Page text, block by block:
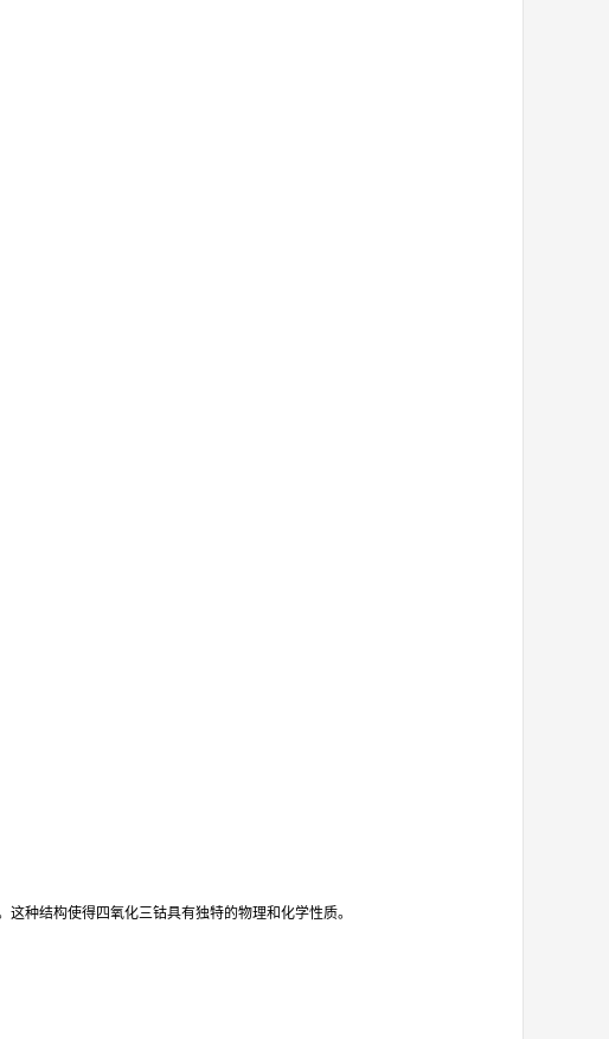
种结构使得四氧化三钴具有独特的物理和化学性质。